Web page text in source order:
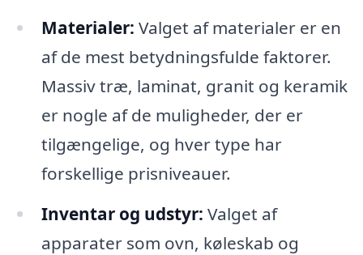
Materialer: Valget af materialer er en
af de mest betydningsfulde faktorer.
Massiv træ, laminat, granit og keramik
er nogle af de muligheder, der er
tilgængelige, og hver type har
forskellige prisniveauer.
Inventar og udstyr: Valget af
apparater som ovn, køleskab og